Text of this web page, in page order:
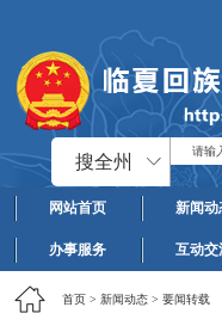
搜全州
网站首页 新闻动
办事服务 互动交
首页> 新闻动态> 要闻转载